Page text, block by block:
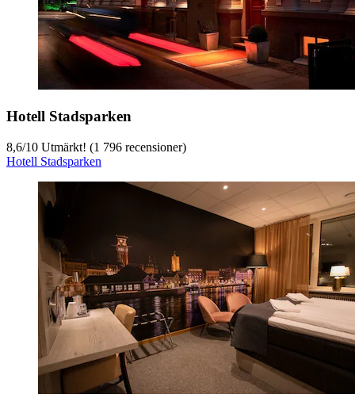
Hotell Stadsparken
8,6/10 Utmärkt! (1 796 recensioner)
Hotell Stadsparken